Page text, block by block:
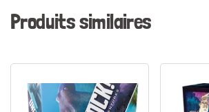
Produits similaires